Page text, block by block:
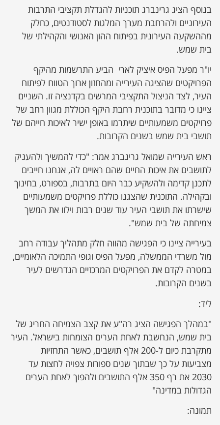
בנוסף הציג גרינברג תוכניות להגדלת תקציבי התרבות
העירוניים ולהרחבת מערך המלגות לסטודנטים, כחלק
מההשקעה העירונית בפיתוח ההון האנושי והקהילתי של
בית שמש.
יו"ר מפעל הפיס איציק לארי הביע התרשמות מהיקף
הפרויקטים שהציגה העירייה ומהחזון ארוך הטווח לפיתוח
העיר, לצד הניצול התקציבי המרשים בקדנציה זו. השניים
ציינו כי מדובר בתוכנית רחבת היקף הכוללת מגוון רחב של
פרויקטים משמעותיים שיתרמו באופן ישיר לאיכות חייהם של
תושבי בית שמש בשנים הקרובות.
ראש העירייה שמואל גרינברג אמר: "כדי להמשיך ולהעניק
לתושבים את איכות החיים שהם ראויים לה, אנחנו חייבים
לתכנן קדימה ולהשקיע כבר היום בתרבות, בספורט, בחינוך
ובקהילה. התוכנית שהצגנו כוללת פרויקטים משמעותיים
שישרתו את תושבי העיר עוד שנים רבות וילוו את המשך
צמיחתה של בית שמש".
בעירייה ציינו כי הפגישה מהווה חלק מתהליך עבודה רחב
מול משרדי הממשלה, מפעל הפיס וגופי התמיכה הלאומיים,
במטרה לקדם את הפרויקטים המרכזיים הנדרשים לעיר
בשנים הקרובות.
ליד:
"במהלך הפגישה הציג רה"ע את קצב הצמיחה החריג של
בית שמש, הנחשבת לאחת הערים הצומחות בישראל. העיר
מתקרבת כיום ל-200 אלף תושבים, כאשר התחזיות
מצביעות על כך שבתוך שנים ספורות צפויה לחצות עד
2030 את רף 350 אלף התושבים ולהפוך לאחת הערים
הגדולות במדינה"
תמונה: